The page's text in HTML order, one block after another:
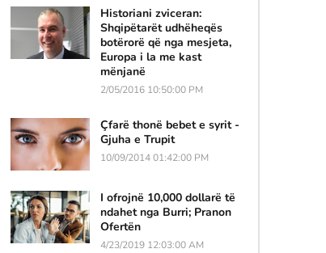
Historiani zviceran:
Shqipëtarët udhëheqës
botërorë që nga mesjeta,
Europa i la me kast
mënjanë
2/05/2016 10:50:00 PM
Çfarë thonë bebet e syrit -
Gjuha e Trupit
10/09/2014 01:42:00 PM
I ofrojnë 10,000 dollarë të
ndahet nga Burri; Pranon
Ofertën
4/23/2019 12:03:00 AM